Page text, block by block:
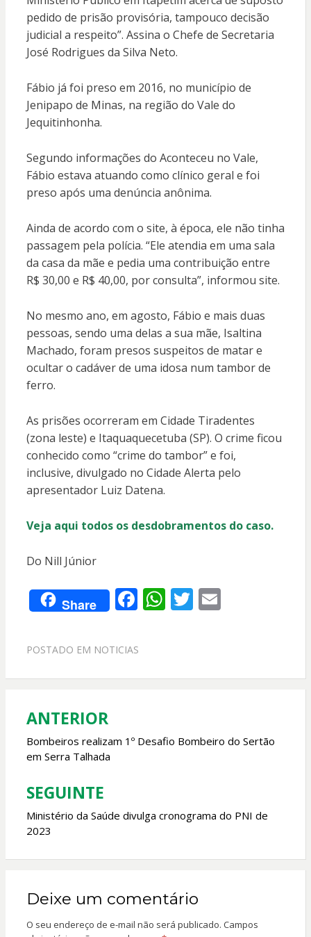
pedido de prisão provisória, tampouco decisão
judicial a respeito”. Assina o Chefe de Secretaria
José Rodrigues da Silva Neto.
Fábio já foi preso em 2016, no município de
Jenipapo de Minas, na região do Vale do
Jequitinhonha.
Segundo informações do Aconteceu no Vale,
Fábio estava atuando como clínico geral e foi
preso após uma denúncia anônima.
Ainda de acordo com o site, à época, ele não tinha
passagem pela polícia. “Ele atendia em uma sala
da casa da mãe e pedia uma contribuição entre
R$ 30,00 e R$ 40,00, por consulta”, informou site.
No mesmo ano, em agosto, Fábio e mais duas
pessoas, sendo uma delas a sua mãe, Isaltina
Machado, foram presos suspeitos de matar e
ocultar o cadáver de uma idosa num tambor de
ferro.
As prisões ocorreram em Cidade Tiradentes
(zona leste) e Itaquaquecetuba (SP). O crime ficou
conhecido como “crime do tambor” e foi,
inclusive, divulgado no Cidade Alerta pelo
apresentador Luiz Datena.
Veja aqui todos os desdobramentos do caso.
Do Nill Júnior
Share F
e
o
k
W
A
p
T E
POSTADO EM NOTICIAS
Navegação
de
Post
ANTERIOR
Bombeiros realizam 1º Desafio Bombeiro do Sertão
em Serra Talhada
SEGUINTE
Ministério da Saúde divulga cronograma do PNI de
2023
Deixe um comentário
O seu endereço de e-mail não será publicado. Campos